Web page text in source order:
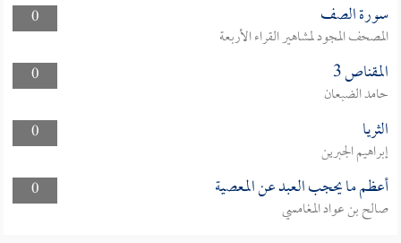
0
سورة الصف
المصحف المجود لمشاهير القراء الأربعة
0
المقناص 3
حامد الضبعان
0
الثريا
إبراهيم الجبرين
0
أعظم ما يحجب العبد عن المعصية
صالح بن عواد المغامسي